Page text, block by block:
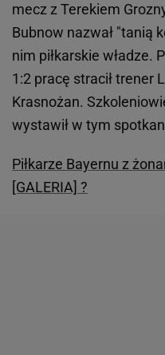
mecz z Terekiem
Bubnow nazwał "tanią
nim piłkarskie władze.
1:2 pracę stracił trener
Krasnożan.
wystawił w tym
Piłkarze Bayernu z
[GALERIA] ?